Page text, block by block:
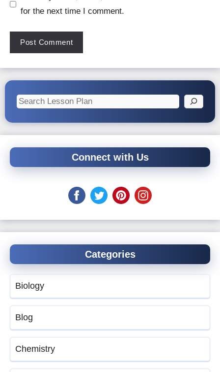
for the next time I comment.
Search
Connect with Us
Categories
Biology
Blog
Chemistry